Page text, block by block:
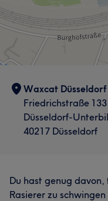
Waxcat Düsseldorf
Friedrichstraße 133
Düsseldorf-
40217 Düsseldorf
Du hast genug
Rasierer zu